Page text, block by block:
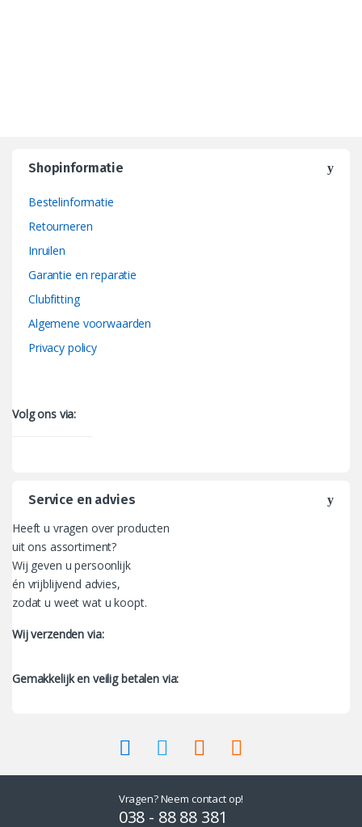
Shopinformatie
Bestelinformatie
Retourneren
Inruilen
Garantie en reparatie
Clubfitting
Algemene voorwaarden
Privacy policy
Volg ons via:
Service en advies
Heeft u vragen over producten
uit ons assortiment?
Wij geven u persoonlijk
én vrijblijvend advies,
zodat u weet wat u koopt.
Wij verzenden via:
Gemakkelijk en veilig betalen via:
Vragen? Neem contact op!
038 - 88 88 381